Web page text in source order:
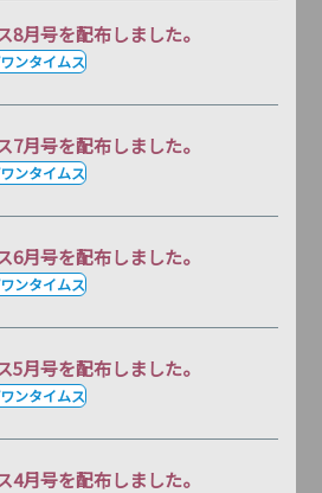
8月号を配布しました。
ンタイムス
7月号を配布しました。
ンタイムス
6月号を配布しました。
ンタイムス
5月号を配布しました。
ンタイムス
4月号を配布しました。